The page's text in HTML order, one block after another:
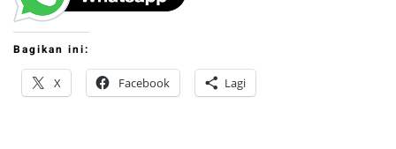
Bagikan ini:
X Facebook Lagi